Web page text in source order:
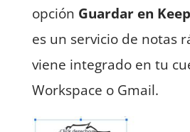
opción Guardar en Keep
es un servicio de notas
viene integrado en tu
Workspace o Gmail.